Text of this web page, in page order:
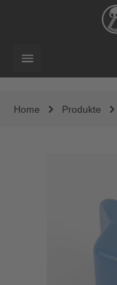
Home Produkte